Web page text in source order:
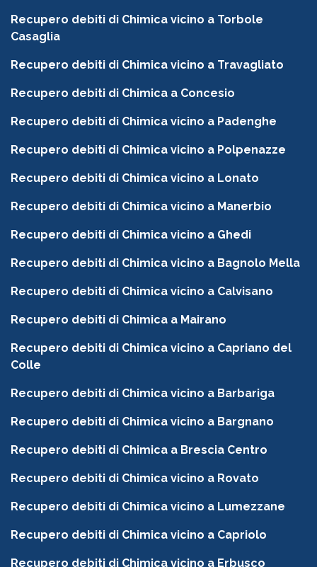
Recupero debiti di Chimica vicino a Torbole
Casaglia
Recupero debiti di Chimica vicino a Travagliato
Recupero debiti di Chimica a Concesio
Recupero debiti di Chimica vicino a Padenghe
Recupero debiti di Chimica vicino a Polpenazze
Recupero debiti di Chimica vicino a Lonato
Recupero debiti di Chimica vicino a Manerbio
Recupero debiti di Chimica vicino a Ghedi
Recupero debiti di Chimica vicino a Bagnolo Mella
Recupero debiti di Chimica vicino a Calvisano
Recupero debiti di Chimica a Mairano
Recupero debiti di Chimica vicino a Capriano del
Colle
Recupero debiti di Chimica vicino a Barbariga
Recupero debiti di Chimica vicino a Bargnano
Recupero debiti di Chimica a Brescia Centro
Recupero debiti di Chimica vicino a Rovato
Recupero debiti di Chimica vicino a Lumezzane
Recupero debiti di Chimica vicino a Capriolo
Recupero debiti di Chimica vicino a Erbusco